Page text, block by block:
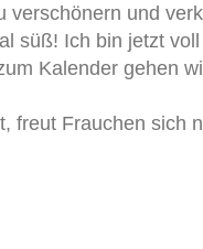
verschönern und
süß! Ich bin jetzt
Kalender gehen
freut Frauchen sich